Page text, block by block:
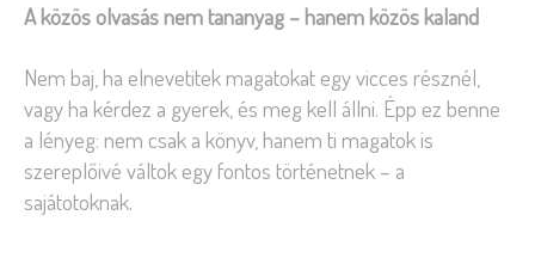
A közös olvasás nem tananyag – hanem közös kaland
Nem baj, ha elnevetitek magatokat egy vicces résznél,
vagy ha kérdez a gyerek, és meg kell állni. Épp ez benne
a lényeg: nem csak a könyv, hanem ti magatok is
szereplőivé váltok egy fontos történetnek – a
sajátotoknak.